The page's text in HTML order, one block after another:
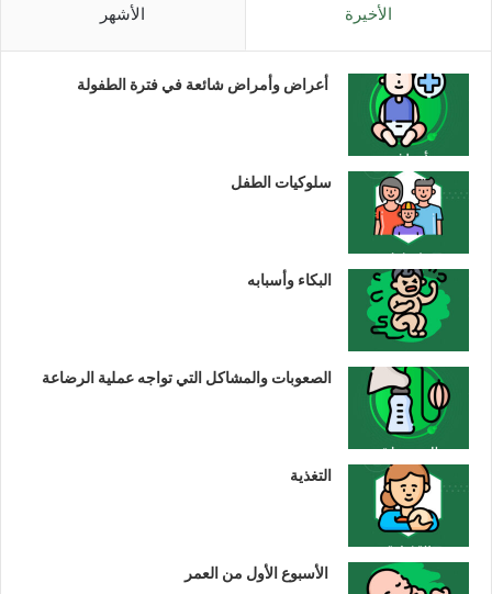
الأخيرة الأشهر
أعراض وأمراض شائعة في فترة الطفولة
سلوكيات الطفل
البكاء وأسبابه
الصعوبات والمشاكل التي تواجه عملية الرضاعة
التغذية
الأسبوع الأول من العمر